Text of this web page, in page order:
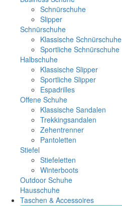
Schnürschuhe
Slipper
Schnürschuhe
Klassische Schnürschuhe
Sportliche Schnürschuhe
Halbschuhe
Klassische Slipper
Sportliche Slipper
Espadrilles
Offene Schuhe
Klassische Sandalen
Trekkingsandalen
Zehentrenner
Pantoletten
Stiefel
Stiefeletten
Winterboots
Outdoor Schuhe
Hausschuhe
Taschen & Accessoires